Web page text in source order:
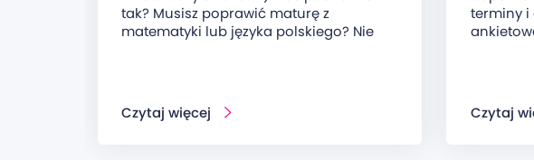
tak? Musisz poprawić maturę z
matematyki lub języka polskiego? Nie
Czytaj więcej
terminy i
Czytaj